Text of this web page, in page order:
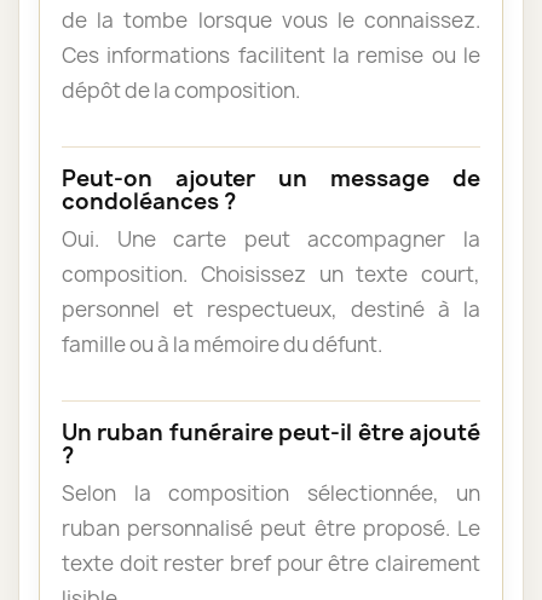
de la tombe lorsque vous le connaissez.
Ces informations facilitent la remise ou le
dépôt de la composition.
Peut-on ajouter un message de
condoléances ?
Oui. Une carte peut accompagner la
composition. Choisissez un texte court,
personnel et respectueux, destiné à la
famille ou à la mémoire du défunt.
Un ruban funéraire peut-il être ajouté
?
Selon la composition sélectionnée, un
ruban personnalisé peut être proposé. Le
texte doit rester bref pour être clairement